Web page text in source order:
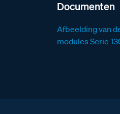
Documenten
Afbeelding van
modules Serie